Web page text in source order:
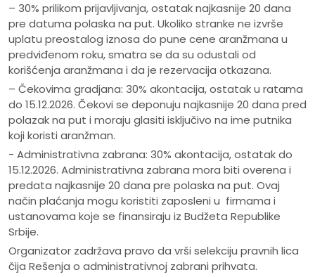
– 30% prilikom prijavljivanja, ostatak najkasnije 20 dana
pre datuma polaska na put. Ukoliko stranke ne izvrše
uplatu preostalog iznosa do pune cene aranžmana u
predviđenom roku, smatra se da su odustali od
korišćenja aranžmana i da je rezervacija otkazana.
– Čekovima gradjana: 30% akontacija, ostatak u ratama
do 15.12.2026. Čekovi se deponuju najkasnije 20 dana pred
polazak na put i moraju glasiti isključivo na ime putnika
koji koristi aranžman.
- Administrativna zabrana: 30% akontacija, ostatak do
15.12.2026. Administrativna zabrana mora biti overena i
predata najkasnije 20 dana pre polaska na put. Ovaj
način plaćanja mogu koristiti zaposleni u firmama i
ustanovama koje se finansiraju iz Budžeta Republike
Srbije.
Organizator zadržava pravo da vrši selekciju pravnih lica
čija Rešenja o administrativnoj zabrani prihvata.